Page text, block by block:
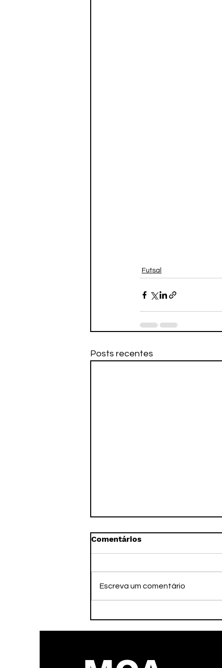
Futsal
Posts recentes
Comentários
Escreva um comentário